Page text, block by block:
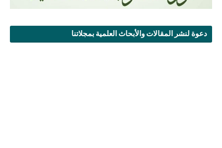
دعوة لنشر المقالات والأبحاث العلمية بمجلاتنا